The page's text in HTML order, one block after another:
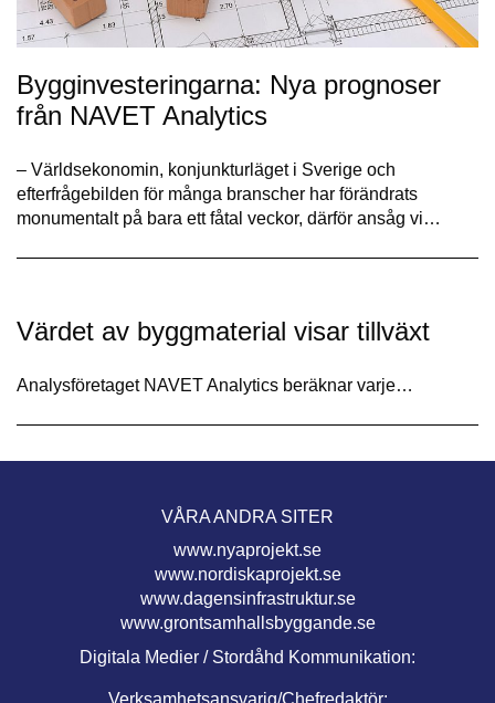
Bygginvesteringarna: Nya prognoser
från NAVET Analytics
– Världsekonomin, konjunkturläget i Sverige och
efterfrågebilden för många branscher har förändrats
monumentalt på bara ett fåtal veckor, därför ansåg vi…
Värdet av byggmaterial visar tillväxt
Analysföretaget NAVET Analytics beräknar varje…
VÅRA ANDRA SITER
www.nyaprojekt.se
www.nordiskaprojekt.se
www.dagensinfrastruktur.se
www.grontsamhallsbyggande.se
Digitala Medier / Stordåhd Kommunikation: